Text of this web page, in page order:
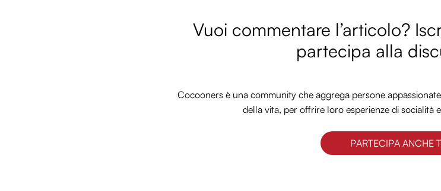
Vuoi commentare l’articolo?
partecipa alla
Cocooners è una community che aggrega persone
della vita, per offrire loro esperienze di socialità
PARTECIPA ANCHE